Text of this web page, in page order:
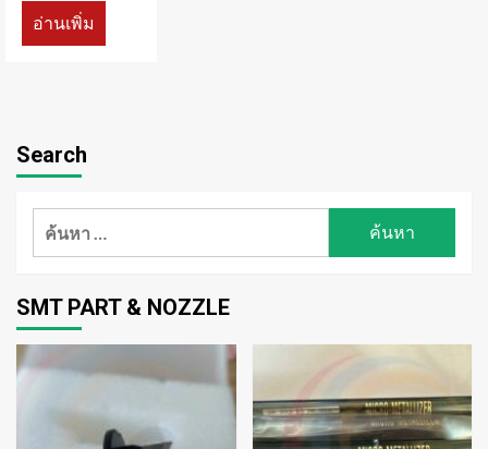
อ่านเพิ่ม
Search
ค้นหา
SMT PART & NOZZLE